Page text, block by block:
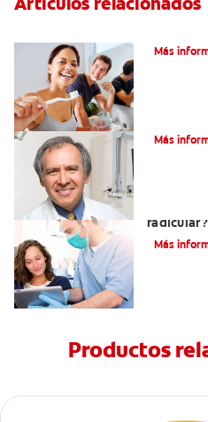
Más
Más
radicular?
Más
Productos